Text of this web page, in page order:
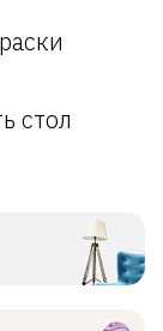
стол